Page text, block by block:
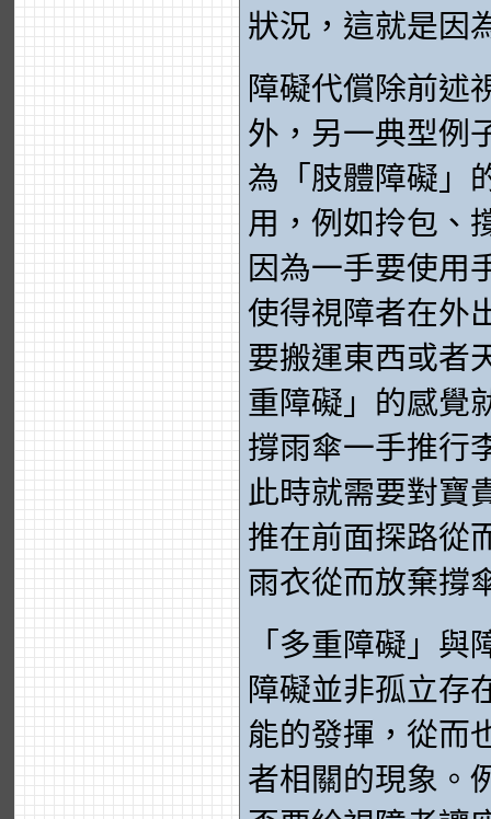
狀況，這就是因
障礙代償除前述
外，另一典型例
為「肢體障礙」
用，例如拎包、
因為一手要使用
使得視障者在外
要搬運東西或者
重障礙」的感覺
撐雨傘一手推行
此時就需要對寶
推在前面探路從
雨衣從而放棄撐
「多重障礙」
障礙並非孤立存
能的發揮，從而
者相關的現象。